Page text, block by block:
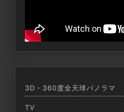
3D・360度全天球パノラマ
TV